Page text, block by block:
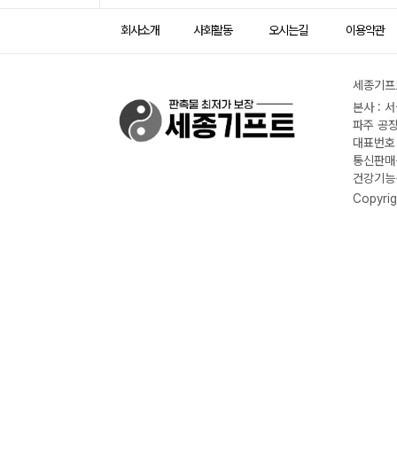
회사소개 사회활동 오시는길 이용약관
세종기
본사 :
파주 공
대표번
통신판
건강기